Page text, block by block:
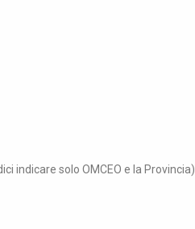
solo OMCEO e la Provincia).